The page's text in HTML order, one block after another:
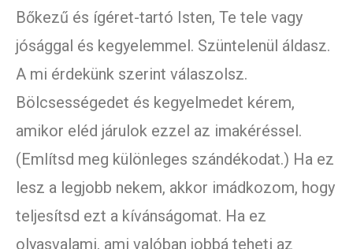
Bőkezű és ígéret-tartó Isten, Te tele vagy
jósággal és kegyelemmel. Szüntelenül áldasz.
A mi érdekünk szerint válaszolsz.
Bölcsességedet és kegyelmedet kérem,
amikor eléd járulok ezzel az imakéréssel.
(Említsd meg különleges szándékodat.) Ha ez
lesz a legjobb nekem, akkor imádkozom, hogy
teljesítsd ezt a kívánságomat. Ha ez
olyasvalami, ami valóban jobbá teheti az